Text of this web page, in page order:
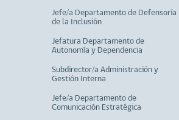
Jefe/a Departamento de Defensoría
de la Inclusión
Jefatura Departamento de
Autonomía y Dependencia
Subdirector/a Administración y
Gestión Interna
Jefe/a Departamento de
Comunicación Estratégica